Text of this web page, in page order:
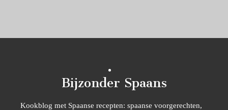
Bijzonder Spaans
Kookblog met Spaanse recepten: spaanse voorgerechten,